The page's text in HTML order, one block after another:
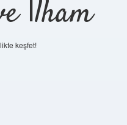
İlham
keşfet!